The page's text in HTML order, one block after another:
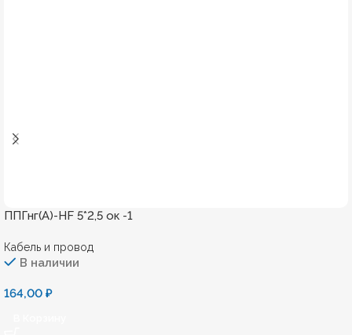
ППГнг(А)-HF 5*2,5 ок -1
Кабель и провод
В наличии
164,00 ₽